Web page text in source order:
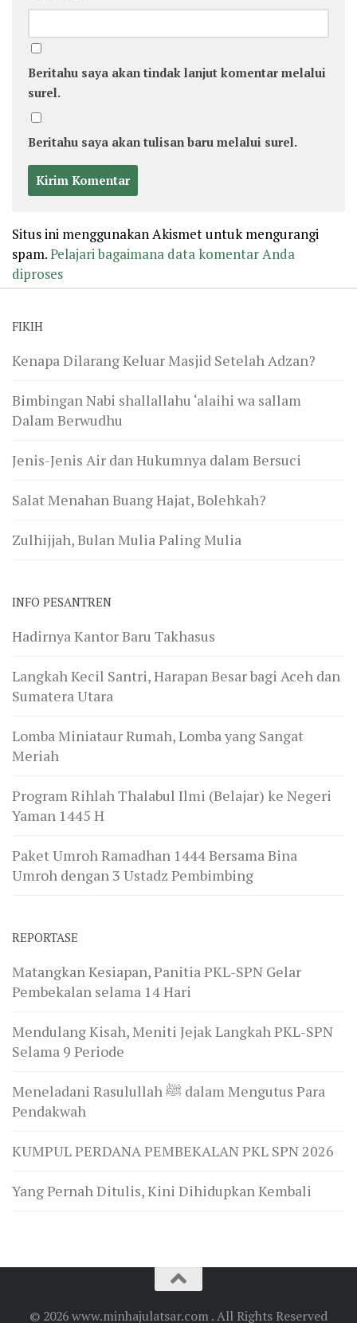
Beritahu saya akan tindak lanjut komentar melalui
surel.
Beritahu saya akan tulisan baru melalui surel.
Situs ini menggunakan Akismet untuk mengurangi
spam.Pelajari bagaimana data komentar Anda
diproses
FIKIH
Kenapa Dilarang Keluar Masjid Setelah Adzan?
Bimbingan Nabi shallallahu ‘alaihi wa sallam
Dalam Berwudhu
Jenis-Jenis Air dan Hukumnya dalam Bersuci
Salat Menahan Buang Hajat, Bolehkah?
Zulhijjah, Bulan Mulia Paling Mulia
INFO PESANTREN
Hadirnya Kantor Baru Takhasus
Langkah Kecil Santri, Harapan Besar bagi Aceh dan
Sumatera Utara
Lomba Miniataur Rumah, Lomba yang Sangat
Meriah
Program Rihlah Thalabul Ilmi (Belajar) ke Negeri
Yaman 1445 H
Paket Umroh Ramadhan 1444 Bersama Bina
Umroh dengan 3 Ustadz Pembimbing
REPORTASE
Matangkan Kesiapan, Panitia PKL-SPN Gelar
Pembekalan selama 14 Hari
Mendulang Kisah, Meniti Jejak Langkah PKL-SPN
Selama 9 Periode
Meneladani Rasulullah ﷺ dalam Mengutus Para
Pendakwah
KUMPUL PERDANA PEMBEKALAN PKL SPN 2026
Yang Pernah Ditulis, Kini Dihidupkan Kembali
© 2026 www.minhajulatsar.com . All Rights Reserved